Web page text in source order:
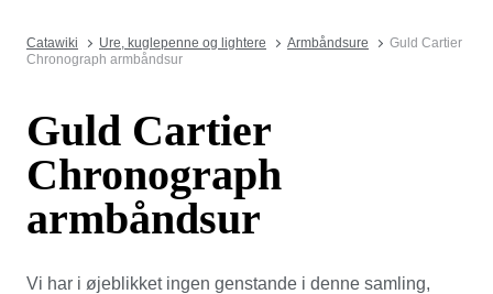
Catawiki Ure, kuglepenne og lightere Armbåndsure
Guld Cartier
Chronograph armbåndsur
Guld Cartier
Chronograph
armbåndsur
Vi har i øjeblikket ingen genstande i denne samling,